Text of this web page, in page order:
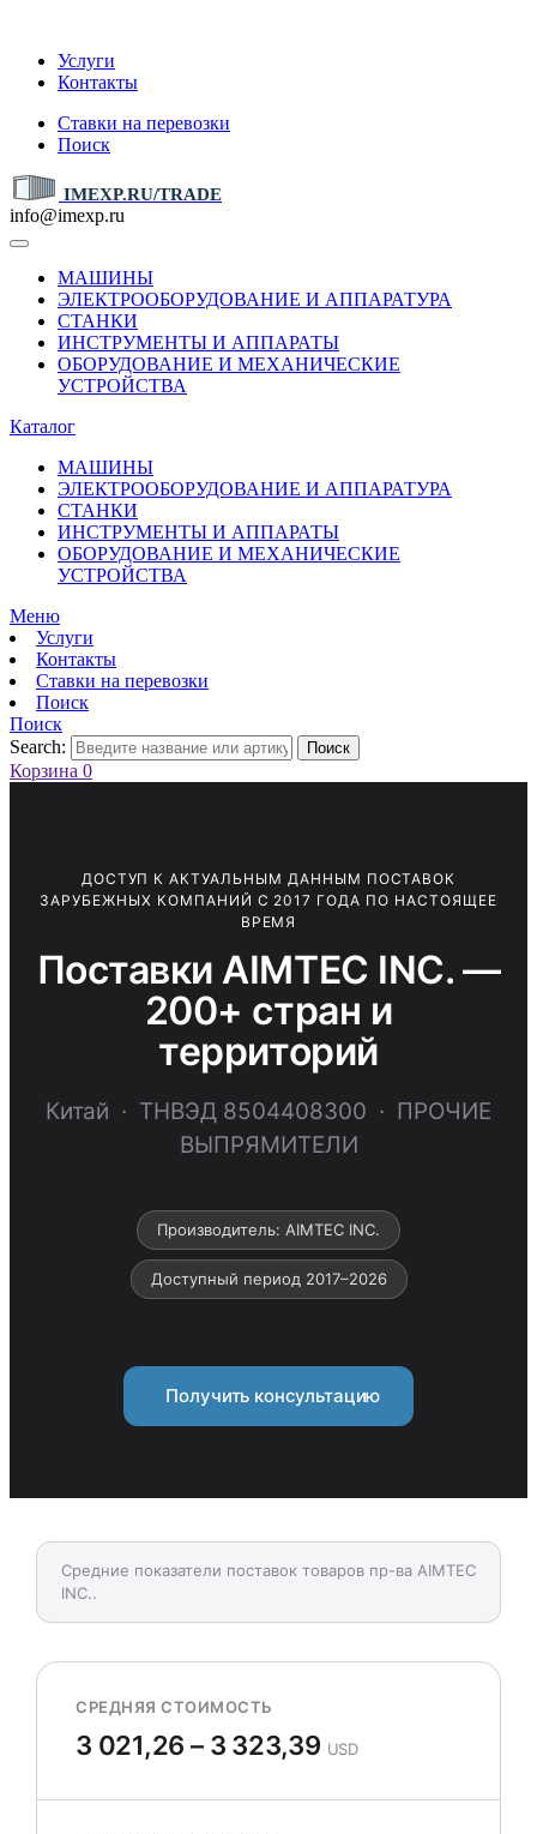
Услуги
Контакты
Ставки на перевозки
Поиск
IMEXP.RU/TRADE
info@imexp.ru
МАШИНЫ
ЭЛЕКТРООБОРУДОВАНИЕ И АППАРАТУРА
СТАНКИ
ИНСТРУМЕНТЫ И АППАРАТЫ
ОБОРУДОВАНИЕ И МЕХАНИЧЕСКИЕ
УСТРОЙСТВА
Каталог
МАШИНЫ
ЭЛЕКТРООБОРУДОВАНИЕ И АППАРАТУРА
СТАНКИ
ИНСТРУМЕНТЫ И АППАРАТЫ
ОБОРУДОВАНИЕ И МЕХАНИЧЕСКИЕ
УСТРОЙСТВА
Меню
Услуги
Контакты
Ставки на перевозки
Поиск
Поиск
Search:
Поиск
Корзина 0
ДОСТУП К АКТУАЛЬНЫМ ДАННЫМ ПОСТАВОК
ЗАРУБЕЖНЫХ КОМПАНИЙ С 2017 ГОДА ПО НАСТОЯЩЕЕ
ВРЕМЯ
Поставки AIMTEC INC. —
200+ стран и
территорий
Китай · ТНВЭД 8504408300 · ПРОЧИЕ
ВЫПРЯМИТЕЛИ
Производитель: AIMTEC INC.
Доступный период 2017–2026
Получить консультацию
Средние показатели поставок товаров пр-ва AIMTEC
INC..
СРЕДНЯЯ СТОИМОСТЬ
3 021,26 – 3 323,39 USD